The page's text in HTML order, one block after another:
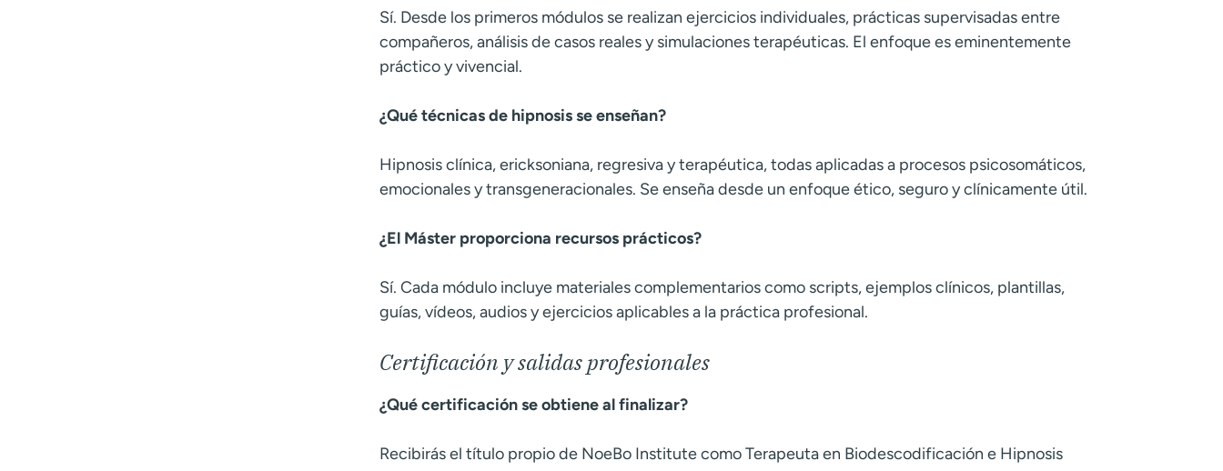
Sí. Desde los primeros módulos se realizan ejercicios individuales, prácticas supervisadas entre
compañeros, análisis de casos reales y simulaciones terapéuticas. El enfoque es eminentemente
práctico y vivencial.
¿Qué técnicas de hipnosis se enseñan?
Hipnosis clínica, ericksoniana, regresiva y terapéutica, todas aplicadas a procesos psicosomáticos,
emocionales y transgeneracionales. Se enseña desde un enfoque ético, seguro y clínicamente útil.
¿El Máster proporciona recursos prácticos?
Sí. Cada módulo incluye materiales complementarios como scripts, ejemplos clínicos, plantillas,
guías, vídeos, audios y ejercicios aplicables a la práctica profesional.
Certificación y salidas profesionales
¿Qué certificación se obtiene al finalizar?
Recibirás el título propio de NoeBo Institute como Terapeuta en Biodescodificación e Hipnosis